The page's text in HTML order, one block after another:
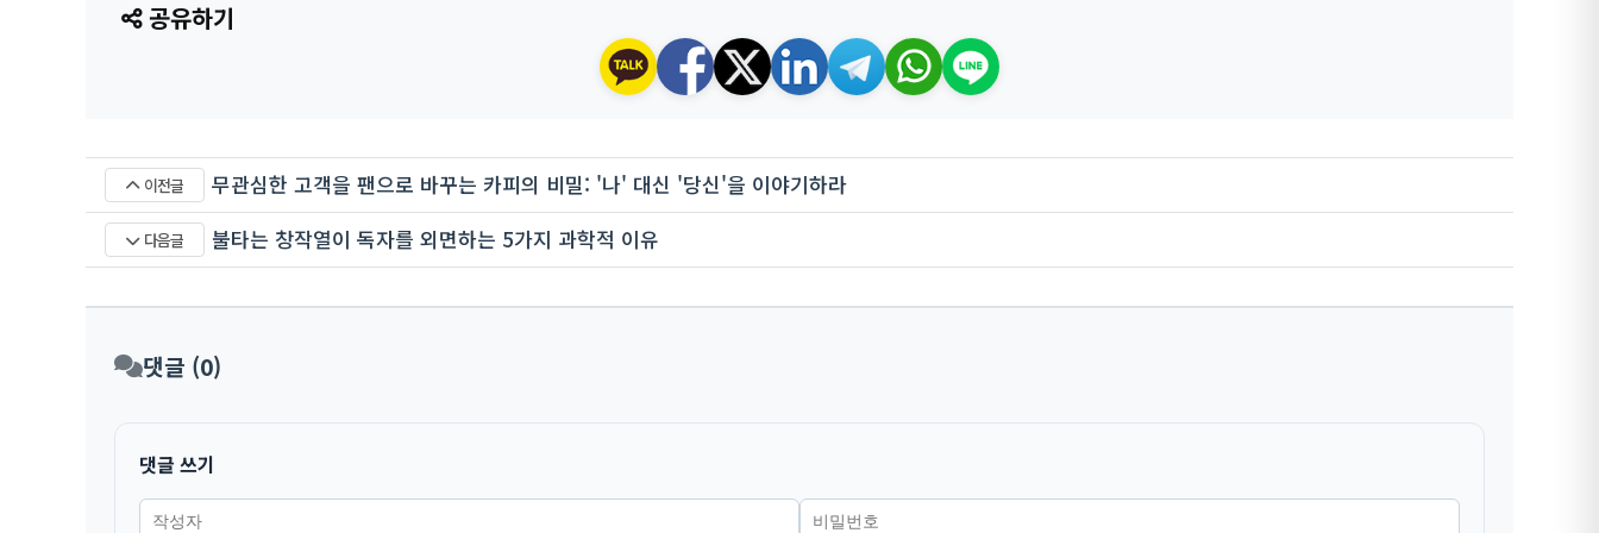
공유하기
이전글 무관심한 고객을 팬으로 바꾸는 카피의 비밀: '나' 대신 '당신'을 이야기하라
다음글 불타는 창작열이 독자를 외면하는 5가지 과학적 이유
댓글 (0)
댓글 쓰기